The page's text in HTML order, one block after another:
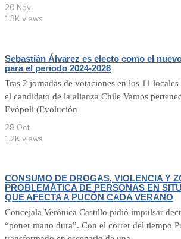
20 Nov
1.3K views
Sebastián Álvarez es electo como el
para el periodo 2024-2028
Tras 2 jornadas de votaciones en los 11
el candidato de la alianza Chile Vamos
Evópoli (Evolución
28 Oct
1.2K views
CONSUMO DE DROGAS, VIOLENCIA Y
PROBLEMÁTICA DE PERSONAS EN
QUE AFECTA A PUCÓN CADA VERANO
Concejala Verónica Castillo pidió impulsar
“poner mano dura”. Con el correr del tiempo